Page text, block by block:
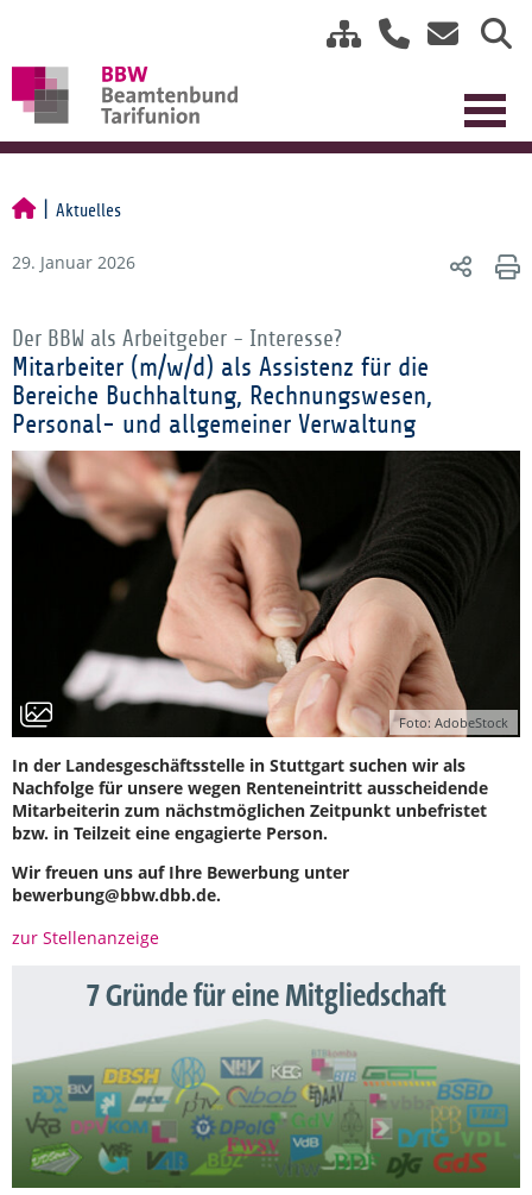
Aktuelles
29. Januar 2026
Der BBW als Arbeitgeber - Interesse?
Mitarbeiter (m/w/d) als Assistenz für die
Bereiche Buchhaltung, Rechnungswesen,
Personal- und allgemeiner Verwaltung
Foto: AdobeStock
In der Landesgeschäftsstelle in Stuttgart suchen wir als
Nachfolge für unsere wegen Renteneintritt ausscheidende
Mitarbeiterin zum nächstmöglichen Zeitpunkt unbefristet
bzw. in Teilzeit eine engagierte Person.
Wir freuen uns auf Ihre Bewerbung unter
bewerbung@bbw.dbb.de.
zur Stellenanzeige
7 Gründe für eine Mitgliedschaft